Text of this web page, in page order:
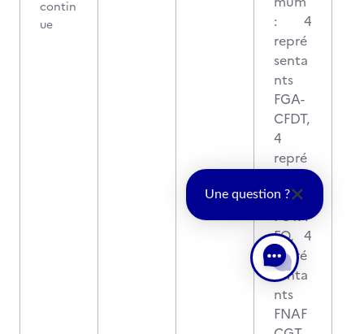
contin
ue
: 4
repré
senta
nts
FGA-
CFDT,
4
repré
nts
FGTA-
FO, 4
repré
senta
nts
FNAF
Une question ?